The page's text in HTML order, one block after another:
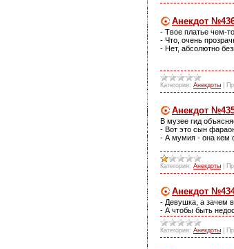
Анекдот
- Твое платье чем-
- Что, очень
- Нет, абсолютно
Категория: Анекдоты
Анекдот
В музее гид
- Вот это сын
- А мумия - она кем
Категория: Анекдоты
Анекдот
- Девушка, а зачем
- А чтобы быть
Категория: Анекдоты